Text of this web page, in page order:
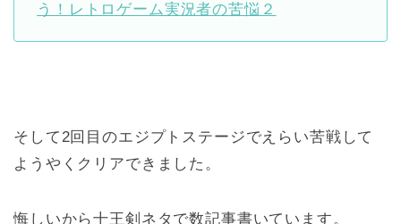
う！レトロゲーム実況者の苦悩２
そして2回目のエジプトステージでえらい苦戦して
ようやくクリアできました。
悔しいから十王剣ネタで数記事書いています。